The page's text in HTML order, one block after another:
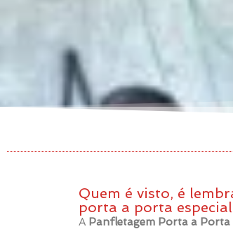
Quem é visto, é
porta a porta
A Panfletagem Porta a Porta